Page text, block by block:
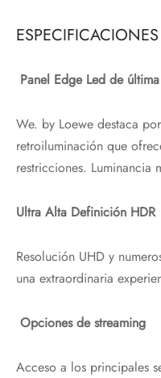
ESPECIFICACIONES
Panel Edge Led de
We. by Loewe destaca
retroiluminación que
restricciones. Luminancia
Ultra Alta Definición HDR
Resolución UHD y
una extraordinaria
Opciones de streaming
Acceso a los principales